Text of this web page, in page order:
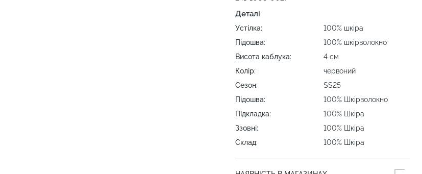
Деталі
Устілка:
100% шкіра
Підошва:
100% шкірволокно
Висота каблука:
4 см
Колір:
червоний
Сезон:
SS25
Підошва:
100% Шкірволокно
Підкладка:
100% Шкіра
Ззовні:
100% Шкіра
Склад:
100% Шкіра